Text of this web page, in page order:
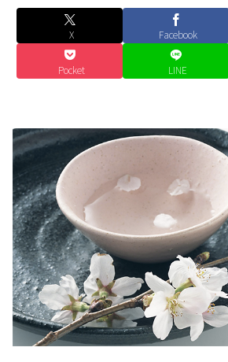
X Facebook
Pocket LINE